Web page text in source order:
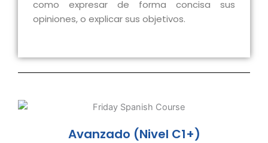
como expresar de forma concisa sus
opiniones, o explicar sus objetivos.
Avanzado (Nivel C1+)